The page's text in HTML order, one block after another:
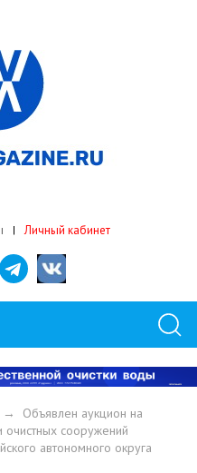
Личный кабинет
→ Объявлен аукцион на
очистных сооружений
автономного округа